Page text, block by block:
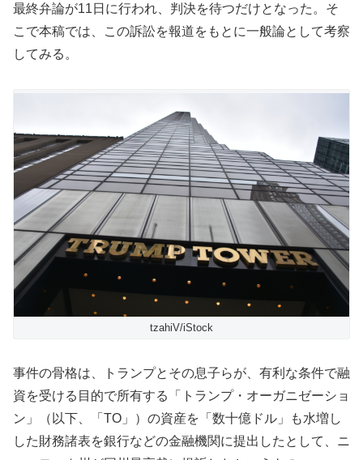
最終弁論が11日に行われ、判決を待つだけとなった。そ
こで本稿では、この訴訟を報道をもとに一般論として考察
してみる。
tzahiV/iStock
事件の骨格は、トランプとその息子らが、有利な条件で融
資を受ける目的で所有する「トランプ・オーガニゼーショ
ン」（以下、「TO」）の資産を「数十億ドル」も水増し
した財務諸表を銀行などの金融機関に提出したとして、ニ